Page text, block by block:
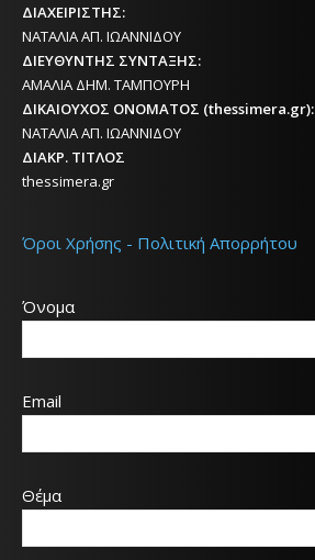
ΔΙΑΧΕΙΡΙΣΤΗΣ:
ΝΑΤΑΛΙΑ ΑΠ. ΙΩΑΝΝΙΔΟΥ
ΔΙΕΥΘΥΝΤΗΣ ΣΥΝΤΑΞΗΣ:
ΑΜΑΛΙΑ ΔΗΜ. ΤΑΜΠΟΥΡΗ
ΔΙΚΑΙΟΥΧΟΣ ΟΝΟΜΑΤΟΣ (thessimera.gr):
ΝΑΤΑΛΙΑ ΑΠ. ΙΩΑΝΝΙΔΟΥ
ΔΙΑΚΡ. ΤΙΤΛΟΣ
thessimera.gr
Όροι Χρήσης - Πολιτική Απορρήτου
Όνομα
Email
Θέμα